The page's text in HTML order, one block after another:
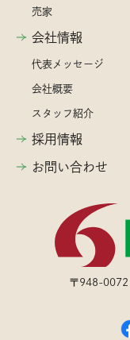
売家
会社情報
代表メッセージ
会社概要
スタッフ紹介
採用情報
お問い合わせ
〒948-